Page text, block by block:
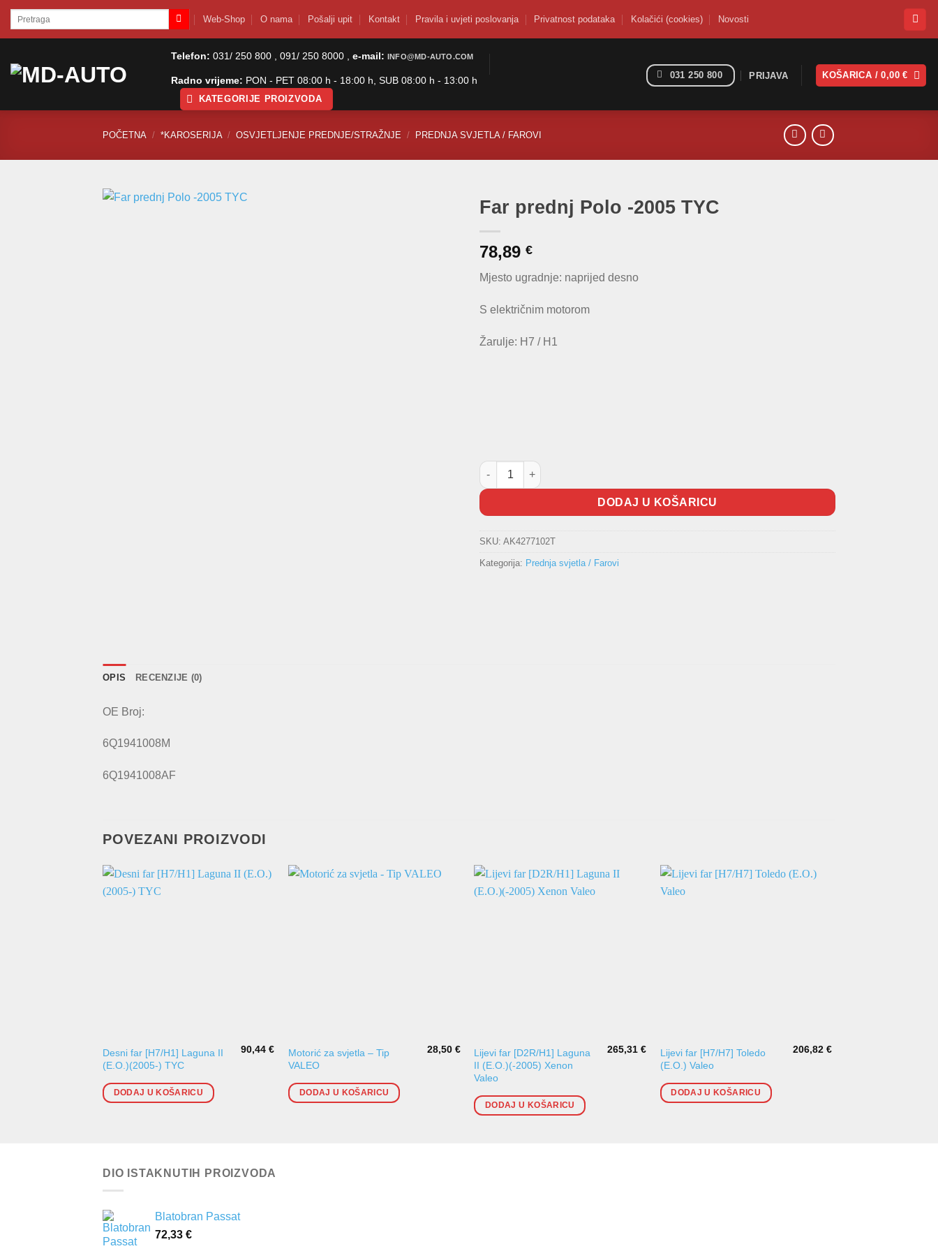
SkipPretraži: Web-Shop O nama Pošalji upit Kontakt Pravila i uvjeti poslovanja Privatnost podataka Kolačići (cookies) Novosti
Telefon: 031/ 250 800 , 091/ 250 8000 , e-mail: INFO@MD-AUTO.COM
Radno vrijeme: PON - PET 08:00 h - 18:00 h, SUB 08:00 h - 13:00 h
KATEGORIJE PROIZVODA
031 250 800 PRIJAVA KOŠARICA /0,00€
POČETNA / *KAROSERIJA / OSVJETLJENJE PREDNJE/STRAŽNJE / PREDNJA SVJETLA / FAROVI
Far prednj Polo -2005 TYC
78,89 €
Mjesto ugradnje: naprijed desno
S električnim motorom
Žarulje: H7 / H1
Far prednj Polo -2005 TYC količina
DODAJ U KOŠARICU
SKU: AK4277102T
Kategorija: Prednja svjetla / Farovi
OPIS RECENZIJE (0)
OE Broj:
6Q1941008M
6Q1941008AF
POVEZANI PROIZVODI
Desni far [H7/H1] Laguna II
(E.O.)(2005-) TYC
90,44€
DODAJ U KOŠARICU
Motorić za svjetla – Tip
VALEO
28,50 €
DODAJ U KOŠARICU
Lijevi far [D2R/H1] Laguna
II (E.O.)(-2005) Xenon
Valeo
265,31 €
DODAJ U KOŠARICU
Lijevi far [H7/H7] Toledo
(E.O.) Valeo
206,82€
DODAJ U KOŠARICU
DIO ISTAKNUTIH PROIZVODA
Blatobran Passat
72,33 €